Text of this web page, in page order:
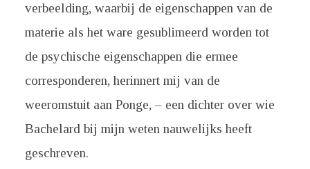
verbeelding, waarbij de eigenschappen van de
materie als het ware gesublimeerd worden tot
de psychische eigenschappen die ermee
corresponderen, herinnert mij van de
weeromstuit aan Ponge, – een dichter over wie
Bachelard bij mijn weten nauwelijks heeft
geschreven.